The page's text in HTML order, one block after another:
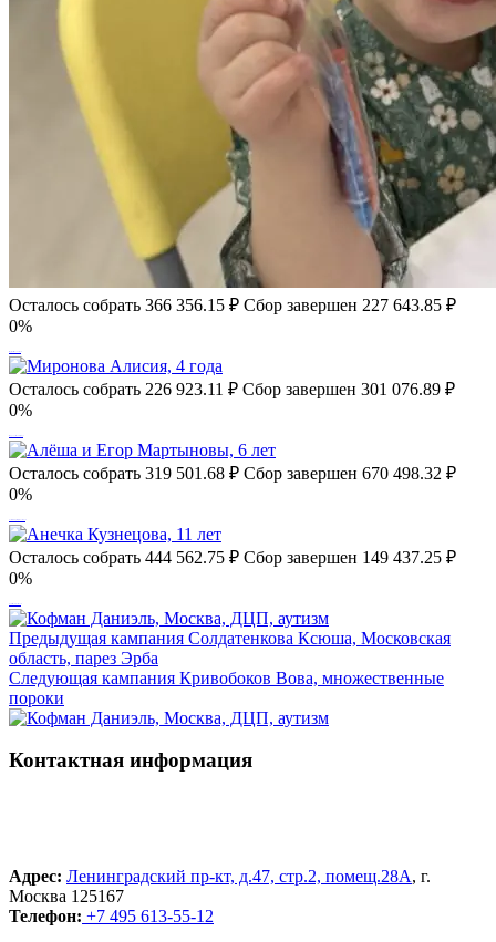
Осталось собрать 366 356.15 ₽ Сбор завершен 227 643.85 ₽
0%
Осталось собрать 226 923.11 ₽ Сбор завершен 301 076.89 ₽
0%
Осталось собрать 319 501.68 ₽ Сбор завершен 670 498.32 ₽
0%
Осталось собрать 444 562.75 ₽ Сбор завершен 149 437.25 ₽
0%
Предыдущая кампания Солдатенкова Ксюша, Московская
область, парез Эрба
Следующая кампания Кривобоков Вова, множественные
пороки
Контактная информация
Адрес: Ленинградский пр-кт, д.47, стр.2, помещ.28А, г.
Москва 125167
Телефон: +7 495 613-55-12